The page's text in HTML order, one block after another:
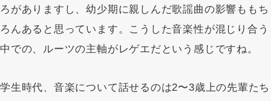
ろがありますし、幼少期に親しんだ歌謡曲の影響ももち
ろんあると思っています。こうした音楽性が混じり合う
中での、ルーツの主軸がレゲエだという感じですね。
学生時代、音楽について話せるのは2〜3歳上の先輩たち